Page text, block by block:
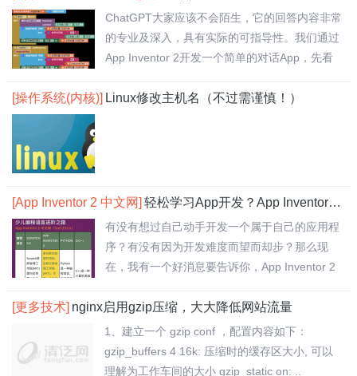
ChatGPT大家应该不会陌生，它的回答内容非常
的专业及深入，具有实际的可指导性。我们通过
App Inventor 2开发一个简单的对话App，先看
[操作系统(内核)] Linux修改主机名（不过需谨慎！）
[App Inventor 2 中文网] 轻松学习App开发？App Inventor 2 中文网搞定！
有没有想过自己动手开发一个属于自己的应用程
序？有没有因为开发难度而望而却步？那么现
在，我有一个好消息要告诉你，App Inventor 2
[更多技术] nginx启用gzip压缩，大大降低网站流量
1、建立一个 gzip conf ，配置内容如下：
gzip_buffers 4 16k: 压缩时的缓存区大小, 可以
理解为工作车间的大小 gzip_static on: ..